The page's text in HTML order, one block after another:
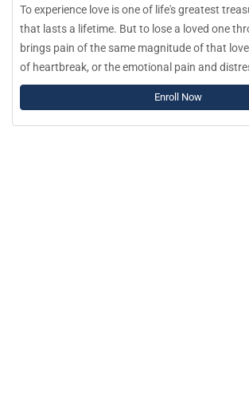
To experience love is one of life's greatest
that lasts a lifetime. But to lose a loved one
brings pain of the same magnitude of that love. The
of heartbreak, or the emotional pain and
end of a romantic relationship can be as
pain, such as losing a limb.
Enroll Now